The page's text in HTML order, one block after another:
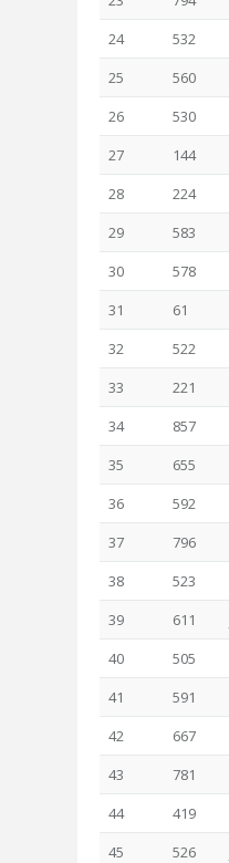
24
532
25
560
26
530
27
144
28
224
29
583
30
578
31
61
32
522
33
221
34
857
35
655
36
592
37
796
38
523
39
611
40
505
41
591
42
667
43
781
44
419
45
526